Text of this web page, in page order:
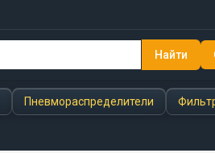
Найти
Пневмораспределители